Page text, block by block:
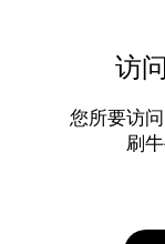
访
您所要访
刷